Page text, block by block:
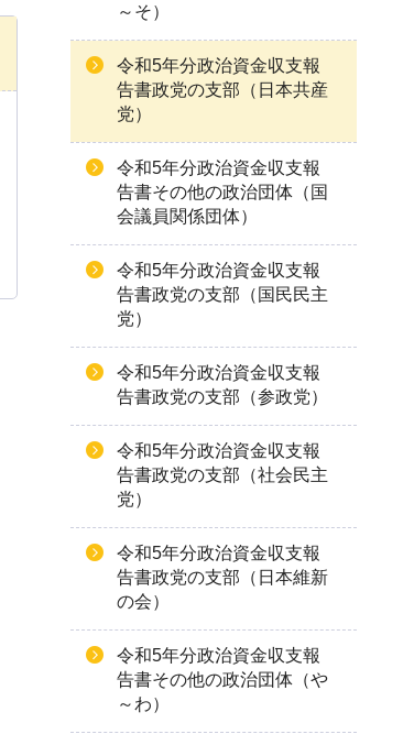
～そ）
令和5年分政治資金収支報
告書政党の支部（日本共産
党）
令和5年分政治資金収支報
告書その他の政治団体（国
会議員関係団体）
令和5年分政治資金収支報
告書政党の支部（国民民主
党）
令和5年分政治資金収支報
告書政党の支部（参政党）
令和5年分政治資金収支報
告書政党の支部（社会民主
党）
令和5年分政治資金収支報
告書政党の支部（日本維新
の会）
令和5年分政治資金収支報
告書その他の政治団体（や
～わ）